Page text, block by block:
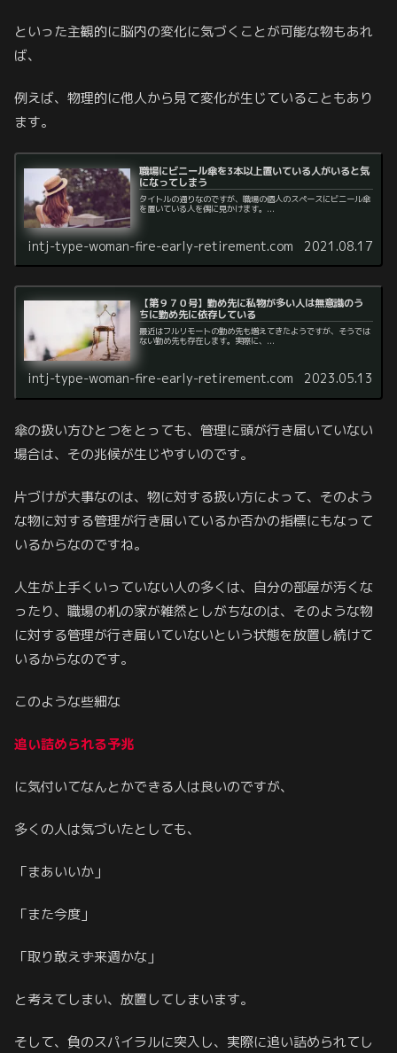
といった主観的に脳内の変化に気づくことが可能な物もあれ
ば、
例えば、物理的に他人から見て変化が生じていることもあり
ます。
職場にビニール傘を3本以上置いている人がいると気
になってしまう
タイトルの通りなのですが、職場の個人のスペースにビニール傘
を置いている人を偶に見かけます。...
intj-type-woman-fire-early-retirement.com 2021.08.17
【第９７０号】勤め先に私物が多い人は無意識のう
ちに勤め先に依存している
最近はフルリモートの勤め先も増えてきたようですが、そうでは
ない勤め先も存在します。実際に、...
intj-type-woman-fire-early-retirement.com 2023.05.13
傘の扱い方ひとつをとっても、管理に頭が行き届いていない
場合は、その兆候が生じやすいのです。
片づけが大事なのは、物に対する扱い方によって、そのよう
な物に対する管理が行き届いているか否かの指標にもなって
いるからなのですね。
人生が上手くいっていない人の多くは、自分の部屋が汚くな
ったり、職場の机の家が雑然としがちなのは、そのような物
に対する管理が行き届いていないという状態を放置し続けて
いるからなのです。
このような些細な
追い詰められる予兆
に気付いてなんとかできる人は良いのですが、
多くの人は気づいたとしても、
「まあいいか」
「また今度」
「取り敢えず来週かな」
と考えてしまい、放置してしまいます。
そして、負のスパイラルに突入し、実際に追い詰められてし